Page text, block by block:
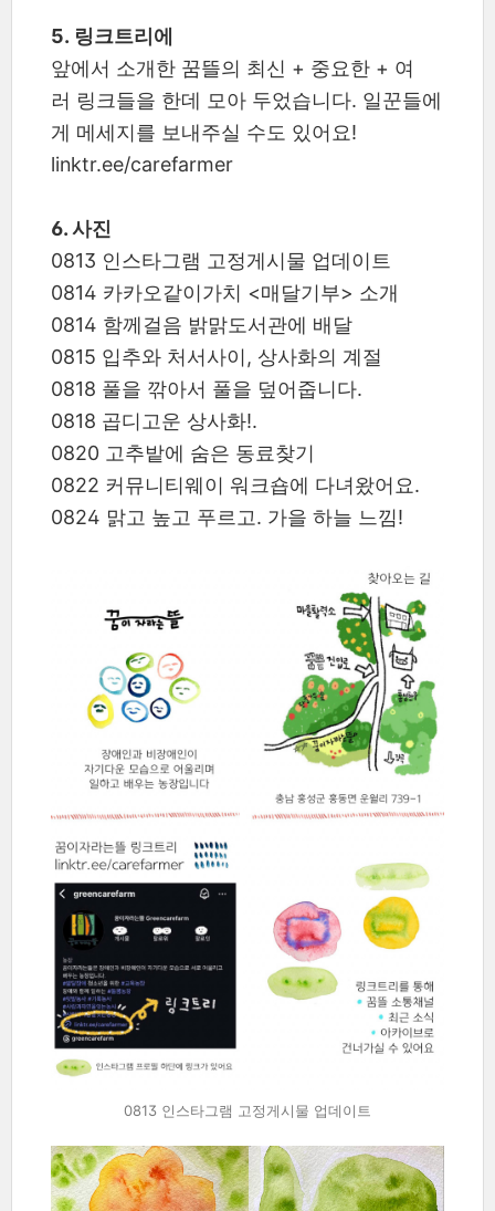
5. 링크트리에
앞에서 소개한 꿈뜰의 최신 + 중요한 + 여
러 링크들을 한데 모아 두었습니다. 일꾼들에
게 메세지를 보내주실 수도 있어요!
linktr.ee/carefarmer
6. 사진
0813 인스타그램 고정게시물 업데이트
0814 카카오같이가치 <매달기부> 소개
0814 함께걸음 밝맑도서관에 배달
0815 입추와 처서사이, 상사화의 계절
0818 풀을 깎아서 풀을 덮어줍니다.
0818 곱디고운 상사화!.
0820 고추밭에 숨은 동료찾기
0822 커뮤니티웨이 워크숍에 다녀왔어요.
0824 맑고 높고 푸르고. 가을 하늘 느낌!
0813 인스타그램 고정게시물 업데이트